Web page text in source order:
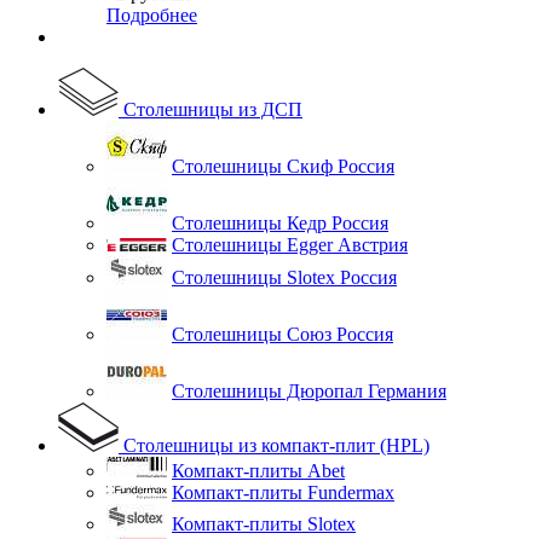
Подробнее
Столешницы из ДСП
Столешницы Скиф Россия
Столешницы Кедр Россия
Столешницы Egger Австрия
Столешницы Slotex Россия
Столешницы Союз Россия
Столешницы Дюропал Германия
Столешницы из компакт-плит (HPL)
Компакт-плиты Abet
Компакт-плиты Fundermax
Компакт-плиты Slotex